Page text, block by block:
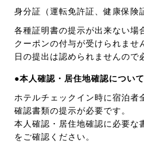
身分証（運転免許証、健康保険
各種証明書の提示が出来ない場
クーポンの付与が受けられませ
日の提出は認められませんので
●本人確認・居住地確認について
ホテルチェックイン時に宿泊者
確認書類の提示が必要です。
本人確認・居住地確認に必要な
をご確認ください。